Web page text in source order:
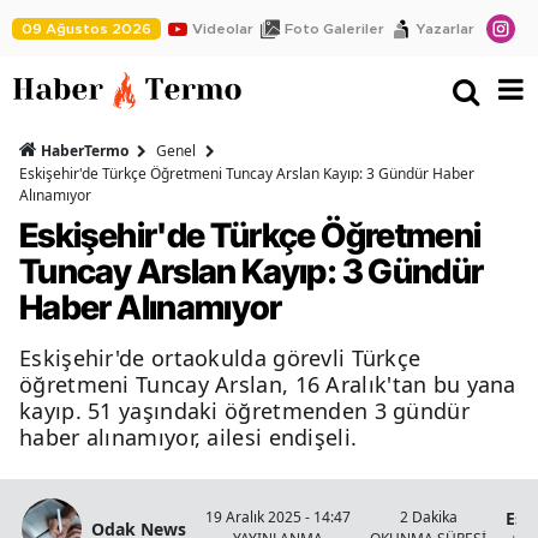
09 Ağustos 2026 Videolar Foto Galeriler Yazarlar
HaberTermo
Genel
Eskişehir'de Türkçe Öğretmeni Tuncay Arslan Kayıp: 3 Gündür Haber
Alınamıyor
Eskişehir'de Türkçe Öğretmeni
Tuncay Arslan Kayıp: 3 Gündür
Haber Alınamıyor
Eskişehir'de ortaokulda görevli Türkçe
öğretmeni Tuncay Arslan, 16 Aralık'tan bu yana
kayıp. 51 yaşındaki öğretmenden 3 gündür
haber alınamıyor, ailesi endişeli.
Odak News
19 Aralık 2025 - 14:47
2 Dakika